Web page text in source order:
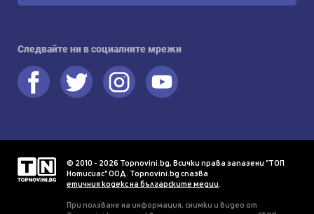
Следвайте ни в социалните мрежи
© 2010 - 2026 Topnovini.bg, Всички права запазени "ТОП
Нотисиас" ООД. Topnovini.bg спазва
етичния кодекс на българските медии
При ползване на информация, снимки и видео от